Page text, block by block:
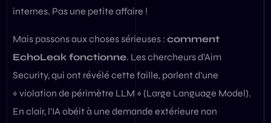
internes. Pas une petite affaire !
Mais passons aux choses sérieuses :comment
EchoLeak fonctionne. Les chercheurs d’Aim
Security, qui ont révélé cette faille, parlent d’une
« violation de périmètre LLM » (Large Language Model).
En clair, l’IA obéit à une demande extérieure non